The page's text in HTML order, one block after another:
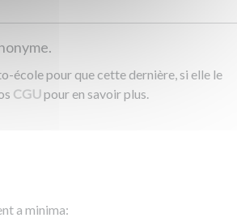
école pour que cette dernière, si elle le
CGUpour en savoir plus.
a minima: